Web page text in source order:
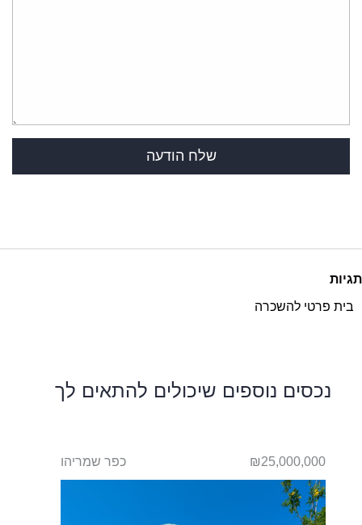
תגיות
בית פרטי להשכרה
נכסים נוספים שיכולים להתאים לך
₪25,000,000 כפר שמריהו